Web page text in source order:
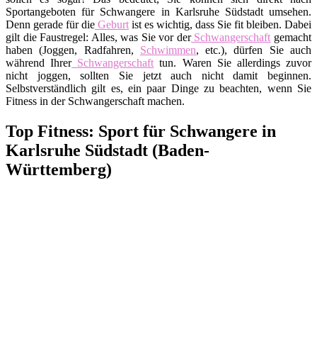
Sportangeboten für Schwangere in Karlsruhe Südstadt umsehen.
Denn gerade für die Geburt ist es wichtig, dass Sie fit bleiben. Dabei
gilt die Faustregel: Alles, was Sie vor derSchwangerschaft gemacht
haben (Joggen, Radfahren, Schwimmen, etc.), dürfen Sie auch
während IhrerSchwangerschaft tun. Waren Sie allerdings zuvor
nicht joggen, sollten Sie jetzt auch nicht damit beginnen.
Selbstverständlich gilt es, ein paar Dinge zu beachten, wenn Sie
Fitness in der Schwangerschaft machen.
Top Fitness: Sport für Schwangere in
Karlsruhe Südstadt (Baden-
Württemberg)